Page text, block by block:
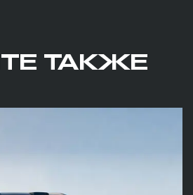
ТАКЖЕ